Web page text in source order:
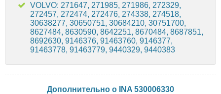
VOLVO: 271647, 271985, 271986, 272329,
272457, 272474, 272476, 274338, 274518,
30638277, 30650751, 30684210, 30751700,
8627484, 8630590, 8642251, 8670484, 8687851,
8692630, 9146376, 91463760, 9146377,
91463778, 91463779, 9440329, 9440383
Дополнительно о INA 530006330